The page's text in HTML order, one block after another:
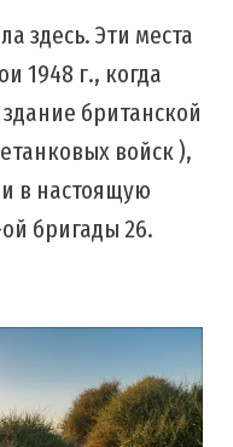
здесь. Эти места
1948 г., когда
британской
войск ),
в настоящую
бригады 26.